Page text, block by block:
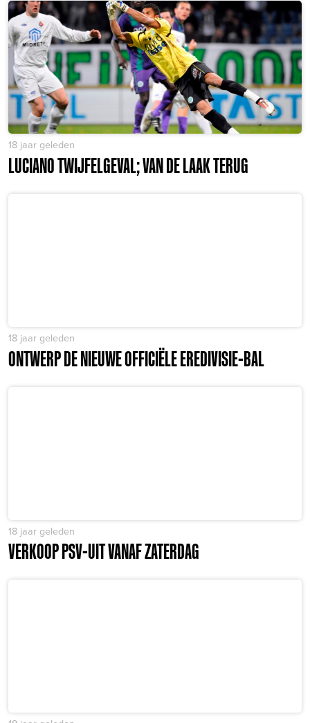
18 jaar geleden
LUCIANO TWIJFELGEVAL; VAN DE LAAK TERUG
18 jaar geleden
ONTWERP DE NIEUWE OFFICIËLE EREDIVISIE-BAL
18 jaar geleden
VERKOOP PSV-UIT VANAF ZATERDAG